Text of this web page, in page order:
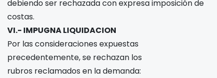
debiendo ser rechazada con expresa imposición de
costas.
VI.- IMPUGNA LIQUIDACION
Por las consideraciones expuestas
precedentemente, se rechazan los
rubros reclamados en la demanda: